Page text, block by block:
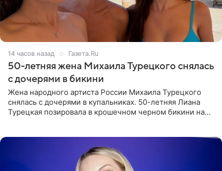
14 часов назад Газета.Ru
50-летняя жена Михаила Турецкого снялась
с дочерями в бикини
Жена народного артиста России Михаила Турецкого
снялась с дочерями в купальниках. 50-летняя Лиана
Турецкая позировала в крошечном черном бикини на